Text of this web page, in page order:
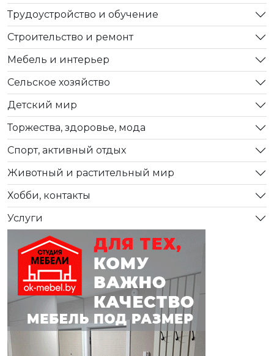
Трудоустройство и обучение
Строительство и ремонт
Мебель и интерьер
Сельское хозяйство
Детский мир
Торжества, здоровье, мода
Спорт, активный отдых
Животный и растительный мир
Хобби, контакты
Услуги